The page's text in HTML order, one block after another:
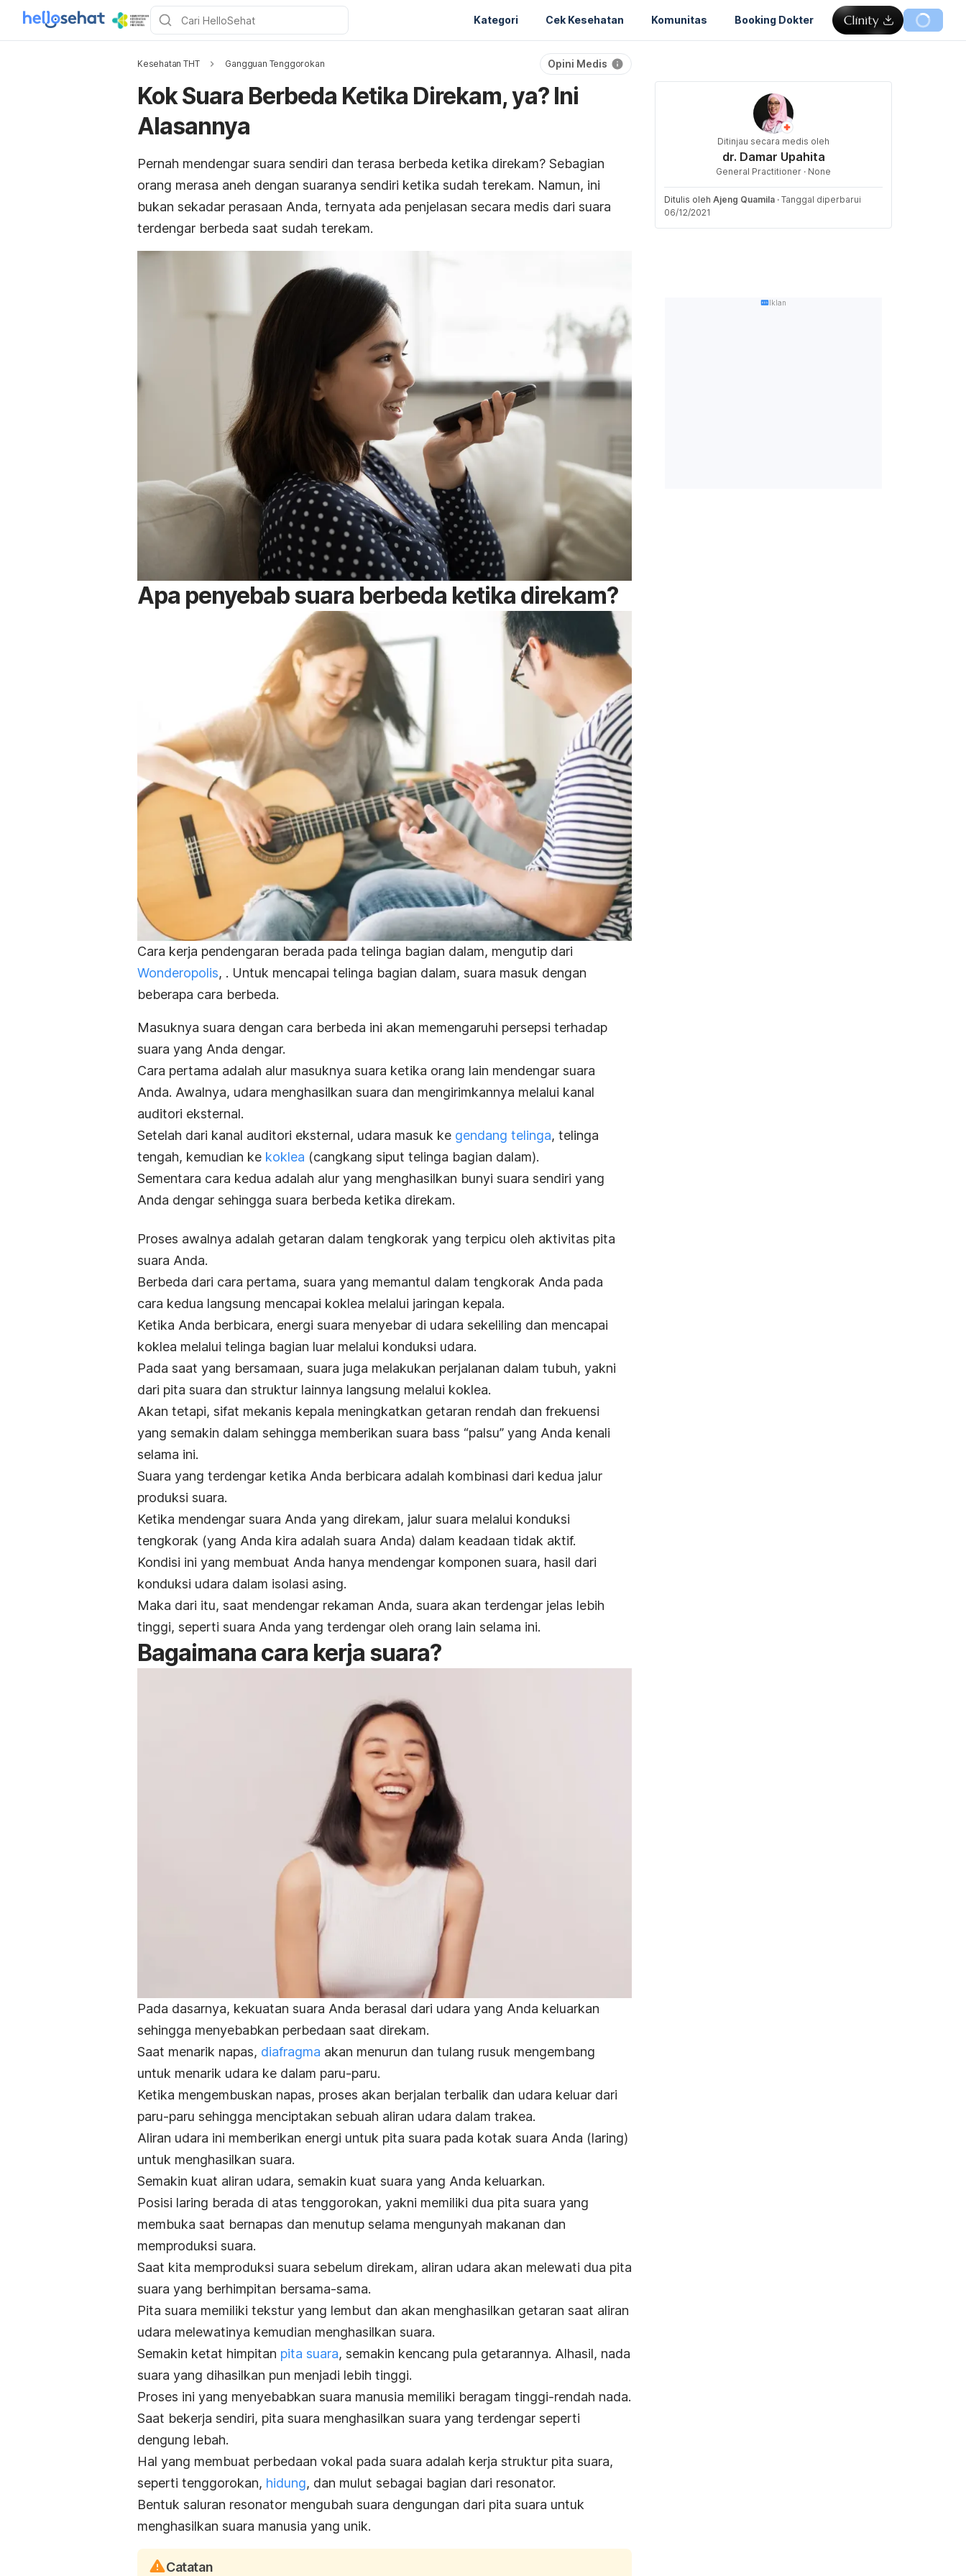
Kategori Cek Kesehatan Komunitas Booking Dokter
Kesehatan THT Gangguan Tenggorokan Opini Medis
Kok Suara Berbeda Ketika Direkam, ya? Ini
Alasannya
Pernah mendengar suara sendiri dan terasa berbeda ketika direkam? Sebagian
orang merasa aneh dengan suaranya sendiri ketika sudah terekam. Namun, ini
bukan sekadar perasaan Anda, ternyata ada penjelasan secara medis dari suara
terdengar berbeda saat sudah terekam.
Apa penyebab suara berbeda ketika direkam?
Cara kerja pendengaran berada pada telinga bagian dalam, mengutip dari
Wonderopolis, . Untuk mencapai telinga bagian dalam, suara masuk dengan
beberapa cara berbeda.
Masuknya suara dengan cara berbeda ini akan memengaruhi persepsi terhadap
suara yang Anda dengar.
Cara pertama adalah alur masuknya suara ketika orang lain mendengar suara
Anda. Awalnya, udara menghasilkan suara dan mengirimkannya melalui kanal
auditori eksternal.
Setelah dari kanal auditori eksternal, udara masuk ke gendang telinga, telinga
tengah, kemudian ke koklea (cangkang siput telinga bagian dalam).
Sementara cara kedua adalah alur yang menghasilkan bunyi suara sendiri yang
Anda dengar sehingga suara berbeda ketika direkam.
Proses awalnya adalah getaran dalam tengkorak yang terpicu oleh aktivitas pita
suara Anda.
Berbeda dari cara pertama, suara yang memantul dalam tengkorak Anda pada
cara kedua langsung mencapai koklea melalui jaringan kepala.
Ketika Anda berbicara, energi suara menyebar di udara sekeliling dan mencapai
koklea melalui telinga bagian luar melalui konduksi udara.
Pada saat yang bersamaan, suara juga melakukan perjalanan dalam tubuh, yakni
dari pita suara dan struktur lainnya langsung melalui koklea.
Akan tetapi, sifat mekanis kepala meningkatkan getaran rendah dan frekuensi
yang semakin dalam sehingga memberikan suara bass “palsu” yang Anda kenali
selama ini.
Suara yang terdengar ketika Anda berbicara adalah kombinasi dari kedua jalur
produksi suara.
Ketika mendengar suara Anda yang direkam, jalur suara melalui konduksi
tengkorak (yang Anda kira adalah suara Anda) dalam keadaan tidak aktif.
Kondisi ini yang membuat Anda hanya mendengar komponen suara, hasil dari
konduksi udara dalam isolasi asing.
Maka dari itu, saat mendengar rekaman Anda, suara akan terdengar jelas lebih
tinggi, seperti suara Anda yang terdengar oleh orang lain selama ini.
Bagaimana cara kerja suara?
Pada dasarnya, kekuatan suara Anda berasal dari udara yang Anda keluarkan
sehingga menyebabkan perbedaan saat direkam.
Saat menarik napas, diafragma akan menurun dan tulang rusuk mengembang
untuk menarik udara ke dalam paru-paru.
Ketika mengembuskan napas, proses akan berjalan terbalik dan udara keluar dari
paru-paru sehingga menciptakan sebuah aliran udara dalam trakea.
Aliran udara ini memberikan energi untuk pita suara pada kotak suara Anda (laring)
untuk menghasilkan suara.
Semakin kuat aliran udara, semakin kuat suara yang Anda keluarkan.
Posisi laring berada di atas tenggorokan, yakni memiliki dua pita suara yang
membuka saat bernapas dan menutup selama mengunyah makanan dan
memproduksi suara.
Saat kita memproduksi suara sebelum direkam, aliran udara akan melewati dua pita
suara yang berhimpitan bersama-sama.
Pita suara memiliki tekstur yang lembut dan akan menghasilkan getaran saat aliran
udara melewatinya kemudian menghasilkan suara.
Semakin ketat himpitan pita suara, semakin kencang pula getarannya. Alhasil, nada
suara yang dihasilkan pun menjadi lebih tinggi.
Proses ini yang menyebabkan suara manusia memiliki beragam tinggi-rendah nada.
Saat bekerja sendiri, pita suara menghasilkan suara yang terdengar seperti
dengung lebah.
Hal yang membuat perbedaan vokal pada suara adalah kerja struktur pita suara,
seperti tenggorokan, hidung, dan mulut sebagai bagian dari resonator.
Bentuk saluran resonator mengubah suara dengungan dari pita suara untuk
menghasilkan suara manusia yang unik.
Catatan
Ditinjau secara medis oleh
dr. Damar Upahita
General Practitioner · None
Ditulis oleh Ajeng Quamila · Tanggal diperbarui
06/12/2021
Iklan